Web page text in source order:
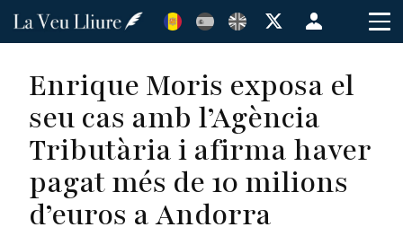
Vés
Menú
de
cuenta
de
usuario
Enrique Moris exposa el
seu cas amb l’Agència
Tributària i afirma haver
pagat més de 10 milions
d’euros a Andorra